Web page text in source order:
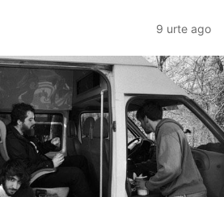
9 urte ago